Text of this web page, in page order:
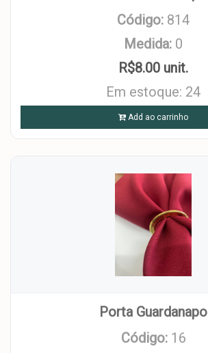
Código: 814
Medida: 0
R$8.00 unit.
Em estoque: 24
Add ao carrinho
Porta Guardanapo
Código: 16